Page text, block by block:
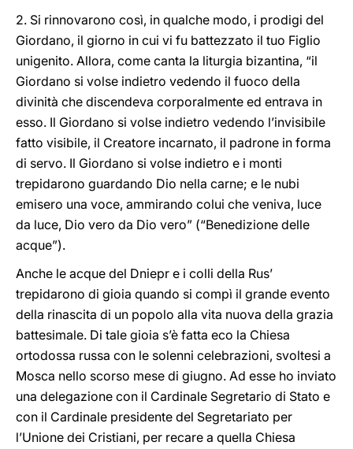
2. Si rinnovarono così, in qualche modo, i prodigi del
Giordano, il giorno in cui vi fu battezzato il tuo Figlio
unigenito. Allora, come canta la liturgia bizantina, “il
Giordano si volse indietro vedendo il fuoco della
divinità che discendeva corporalmente ed entrava in
esso. Il Giordano si volse indietro vedendo l’invisibile
fatto visibile, il Creatore incarnato, il padrone in forma
di servo. Il Giordano si volse indietro e i monti
trepidarono guardando Dio nella carne; e le nubi
emisero una voce, ammirando colui che veniva, luce
da luce, Dio vero da Dio vero” (“Benedizione delle
acque”).
Anche le acque del Dniepr e i colli della Rus’
trepidarono di gioia quando si compì il grande evento
della rinascita di un popolo alla vita nuova della grazia
battesimale. Di tale gioia s’è fatta eco la Chiesa
ortodossa russa con le solenni celebrazioni, svoltesi a
Mosca nello scorso mese di giugno. Ad esse ho inviato
una delegazione con il Cardinale Segretario di Stato e
con il Cardinale presidente del Segretariato per
l’Unione dei Cristiani, per recare a quella Chiesa